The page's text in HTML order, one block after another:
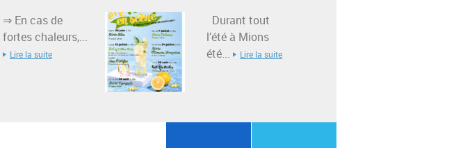
⇒ En cas de
fortes chaleurs,...
Lire la suite
Durant tout
l’été à Mions
été...
Lire la suite